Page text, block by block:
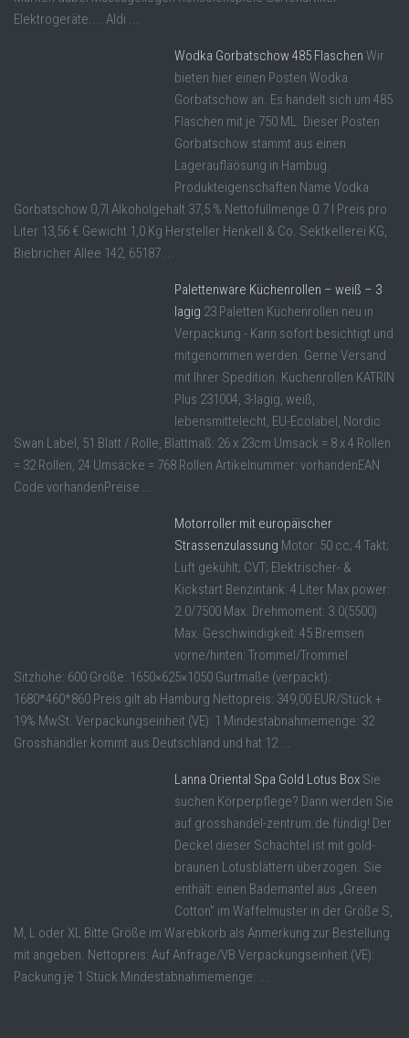
Elektrogeräte.... Aldi ...
Wodka Gorbatschow 485 Flaschen Wir
bieten hier einen Posten Wodka
Gorbatschow an. Es handelt sich um 485
Flaschen mit je 750 ML. Dieser Posten
Gorbatschow stammt aus einen
Lageraufläösung in Hambug.
Produkteigenschaften Name Vodka
Gorbatschow 0,7l Alkoholgehalt 37,5 % Nettofüllmenge 0.7 l Preis pro
Liter 13,56 € Gewicht 1,0 Kg Hersteller Henkell & Co. Sektkellerei KG,
Biebricher Allee 142, 65187 ...
Palettenware Küchenrollen – weiß – 3
lagig 23 Paletten Küchenrollen neu in
Verpackung - Kann sofort besichtigt und
mitgenommen werden. Gerne Versand
mit Ihrer Spedition. Küchenrollen KATRIN
Plus 231004, 3-lagig, weiß,
lebensmittelecht, EU-Ecolabel, Nordic
Swan Label, 51 Blatt / Rolle, Blattmaß: 26 x 23cm Umsack = 8 x 4 Rollen
= 32 Rollen, 24 Umsäcke = 768 Rollen Artikelnummer: vorhandenEAN
Code vorhandenPreise ...
Motorroller mit europäischer
Strassenzulassung Motor: 50 cc; 4 Takt;
Luft gekühlt; CVT; Elektrischer- &
Kickstart Benzintank: 4 Liter Max power:
2.0/7500 Max. Drehmoment: 3.0(5500)
Max. Geschwindigkeit: 45 Bremsen
vorne/hinten: Trommel/Trommel
Sitzhöhe: 600 Größe: 1650×625×1050 Gurtmaße (verpackt):
1680*460*860 Preis gilt ab Hamburg Nettopreis: 349,00 EUR/Stück +
19% MwSt. Verpackungseinheit (VE): 1 Mindestabnahmemenge: 32
Grosshändler kommt aus Deutschland und hat 12 ...
Lanna Oriental Spa Gold Lotus Box Sie
suchen Körperpflege? Dann werden Sie
auf grosshandel-zentrum.de fündig! Der
Deckel dieser Schachtel ist mit gold-
braunen Lotusblättern überzogen. Sie
enthält: einen Bademantel aus „Green
Cotton” im Waffelmuster in der Größe S,
M, L oder XL Bitte Größe im Warebkorb als Anmerkung zur Bestellung
mit angeben. Nettopreis: Auf Anfrage/VB Verpackungseinheit (VE):
Packung je 1 Stück Mindestabnahmemenge: ...